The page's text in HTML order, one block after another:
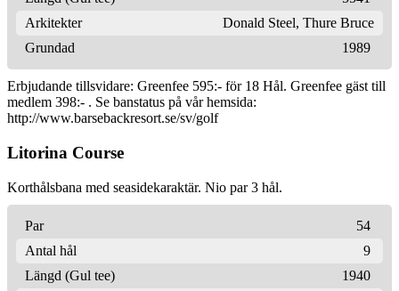
Arkitekter
Donald Steel, Thure Bruce
Grundad
1989
Erbjudande tillsvidare: Greenfee 595:- för 18 Hål. Greenfee gäst till
medlem 398:- . Se banstatus på vår hemsida:
http://www.barsebackresort.se/sv/golf
Litorina Course
Korthålsbana med seasidekaraktär. Nio par 3 hål.
Par
54
Antal hål
9
Längd (Gul tee)
1940